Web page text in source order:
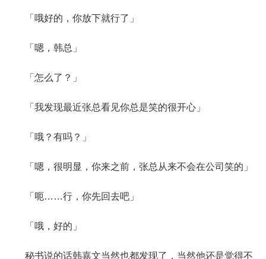
「哦好的，你放下就行了」
「嗯，韩总」
「怎么了？」
「我发现最近张总看见你总是笑的很开心」
「哦？有吗？」
「嗯，很明显，你来之前，张总从来不会在公司笑的」
「呃……行，你先回去吧」
「哦，好的」
秘书说的话韩嘉文当然也都发现了，当然他还是觉得不